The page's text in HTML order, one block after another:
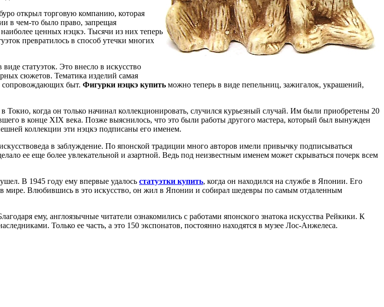
открыл торговую компанию, которая
в чем-то было право, запрещая
ценных нэцкэ. Тысячи из них теперь
превратилось в способ утечки многих
статуэток. Это внесло в искусство
сюжетов. Тематика изделий самая
сопровождающих быт. Фигурки нэцкэ купить можно теперь в виде пепельниц, зажигалок, украшений,
когда он только начинал коллекционировать, случился курьезный случай. Им были приобретены 20
в конце XIX века. Позже выяснилось, что это были работы другого мастера, который был вынужден
коллекции эти нэцкэ подписаны его именем.
в заблуждение. По японской традиции много авторов имели привычку подписываться
ее еще более увлекательной и азартной. Ведь под неизвестным именем может скрываться почерк всем
В 1945 году ему впервые удалось статуэтки купить, когда он находился на службе в Японии. Его
в мире. Влюбившись в это искусство, он жил в Японии и собирал шедевры по самым отдаленным
ему, англоязычные читатели ознакомились с работами японского знатока искусства Рейкики. К
Только ее часть, а это 150 экспонатов, постоянно находятся в музее Лос-Анжелеса.